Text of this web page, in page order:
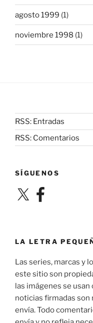
agosto 1999 (1)
noviembre 1998 (1)
RSS: Entradas
RSS: Comentarios
SÍGUENOS
X Facebook
LA LETRA
Las series, marcas y
este sitio son
las imágenes se
noticias firmadas son
envía. Todo